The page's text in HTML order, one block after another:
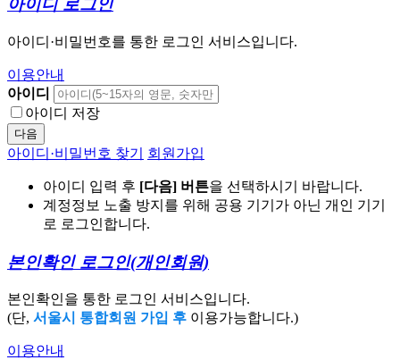
아이디 로그인
아이디·비밀번호를 통한 로그인 서비스입니다.
이용안내
아이디
아이디 저장
다음
아이디·비밀번호 찾기 회원가입
아이디 입력 후 [다음] 버튼을 선택하시기 바랍니다.
계정정보 노출 방지를 위해 공용 기기가 아닌 개인 기기
로 로그인합니다.
본인확인 로그인(개인회원)
본인확인을 통한 로그인 서비스입니다.
(단, 서울시 통합회원 가입 후 이용가능합니다.)
이용안내